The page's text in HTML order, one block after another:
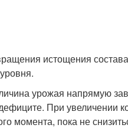
истощения
урожая напрямую
При увеличении
момента, пока не